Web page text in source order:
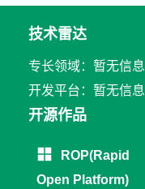
技术雷达
专长领域：暂无信息
开发平台：暂无信息
开源作品
ROP(Rapid
Open Platform)